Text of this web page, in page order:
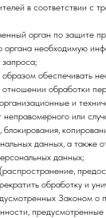
в соответствии с
орган по защите
органа необходимую
запроса;
обеспечивать
обработки
и
или
данных, а также
данных;
обработку и
Законом о